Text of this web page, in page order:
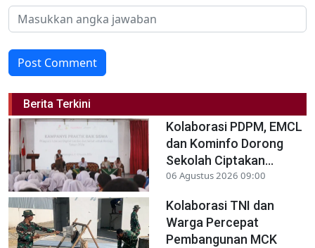
Post Comment
Berita Terkini
Kolaborasi PDPM, EMCL
dan Kominfo Dorong
Sekolah Ciptakan...
06 Agustus 2026 09:00
Kolaborasi TNI dan
Warga Percepat
Pembangunan MCK